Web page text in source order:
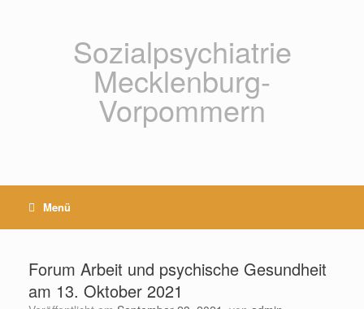
Sozialpsychiatrie
Mecklenburg-
Vorpommern
Menü
Forum Arbeit und psychische Gesundheit
am 13. Oktober 2021